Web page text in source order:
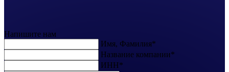
Напишите нам
Имя, Фамилия*
Название компании*
ИНН*